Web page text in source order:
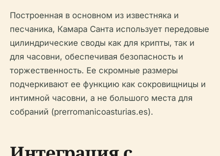
Построенная в основном из известняка и
песчаника, Камара Санта использует передовые
цилиндрические своды как для крипты, так и
для часовни, обеспечивая безопасность и
торжественность. Ее скромные размеры
подчеркивают ее функцию как сокровищницы и
интимной часовни, а не большого места для
собраний (prerromanicoasturias.es).